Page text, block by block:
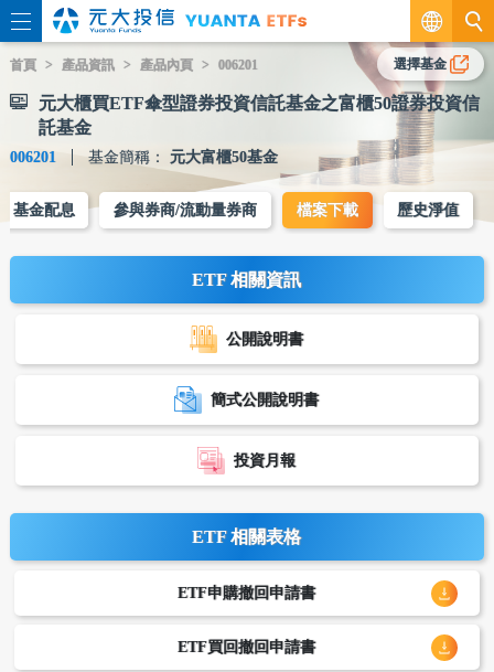
繁
EN
首頁 產品資訊 產品內頁 006201
元大櫃買ETF傘型證券投資信託基金之富櫃50證券投資信
託基金
006201 基金簡稱： 元大富櫃50基金
選擇基金
基金配息 參與券商/流動量券商 檔案下載 歷史淨值
ETF 相關資訊
公開說明書
簡式公開說明書
投資月報
ETF 相關表格
ETF申購撤回申請書
ETF買回撤回申請書